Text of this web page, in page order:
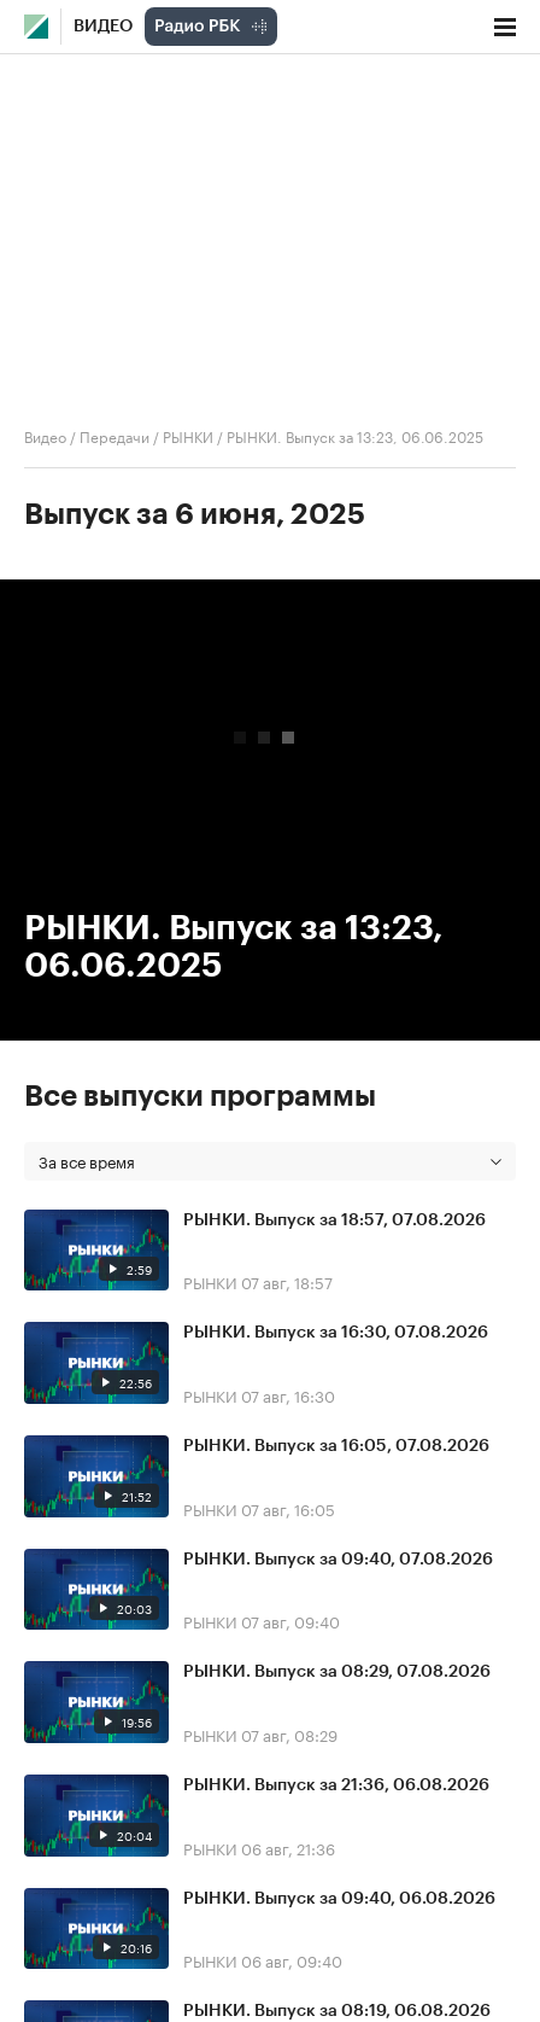
ВИДЕО
Видео / Передачи / РЫНКИ / РЫНКИ. Выпуск за 13:23, 06.06.2025
Выпуск за 6 июня, 2025
РЫНКИ. Выпуск за 13:23,
06.06.2025
Все выпуски программы
За все время
2:59
РЫНКИ. Выпуск за 18:57, 07.08.2026
РЫНКИ 07 авг, 18:57
22:56
РЫНКИ. Выпуск за 16:30, 07.08.2026
РЫНКИ 07 авг, 16:30
21:52
РЫНКИ. Выпуск за 16:05, 07.08.2026
РЫНКИ 07 авг, 16:05
20:03
РЫНКИ. Выпуск за 09:40, 07.08.2026
РЫНКИ 07 авг, 09:40
19:56
РЫНКИ. Выпуск за 08:29, 07.08.2026
РЫНКИ 07 авг, 08:29
20:04
РЫНКИ. Выпуск за 21:36, 06.08.2026
РЫНКИ 06 авг, 21:36
20:16
РЫНКИ. Выпуск за 09:40, 06.08.2026
РЫНКИ 06 авг, 09:40
РЫНКИ. Выпуск за 08:19, 06.08.2026